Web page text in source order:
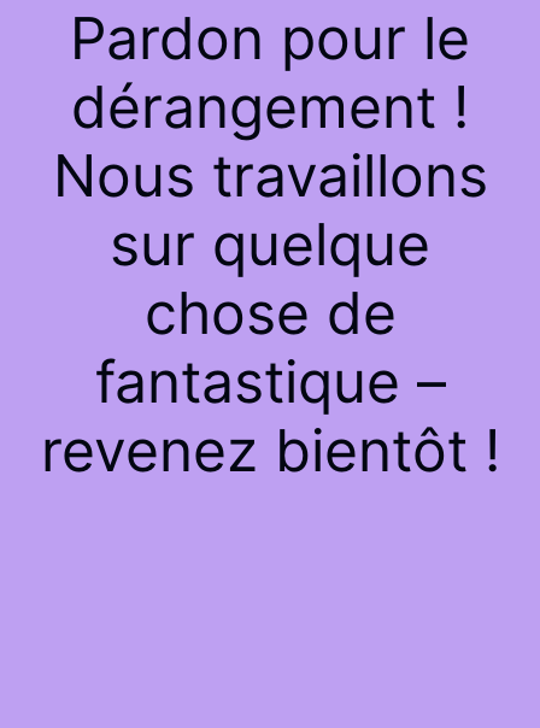
Pardon pour le
dérangement !
Nous travaillons
sur quelque
chose de
fantastique –
revenez bientôt !